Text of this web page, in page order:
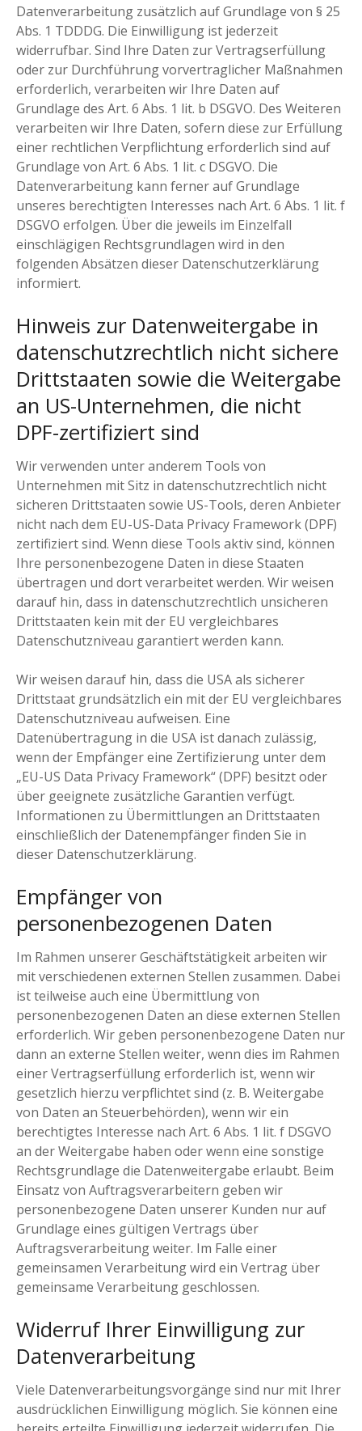
Datenverarbeitung zusätzlich auf Grundlage von § 25
Abs. 1 TDDDG. Die Einwilligung ist jederzeit
widerrufbar. Sind Ihre Daten zur Vertragserfüllung
oder zur Durchführung vorvertraglicher Maßnahmen
erforderlich, verarbeiten wir Ihre Daten auf
Grundlage des Art. 6 Abs. 1 lit. b DSGVO. Des Weiteren
verarbeiten wir Ihre Daten, sofern diese zur Erfüllung
einer rechtlichen Verpflichtung erforderlich sind auf
Grundlage von Art. 6 Abs. 1 lit. c DSGVO. Die
Datenverarbeitung kann ferner auf Grundlage
unseres berechtigten Interesses nach Art. 6 Abs. 1 lit. f
DSGVO erfolgen. Über die jeweils im Einzelfall
einschlägigen Rechtsgrundlagen wird in den
folgenden Absätzen dieser Datenschutzerklärung
informiert.
Hinweis zur Datenweitergabe in
datenschutzrechtlich nicht sichere
Drittstaaten sowie die Weitergabe
an US-Unternehmen, die nicht
DPF-zertifiziert sind
Wir verwenden unter anderem Tools von
Unternehmen mit Sitz in datenschutzrechtlich nicht
sicheren Drittstaaten sowie US-Tools, deren Anbieter
nicht nach dem EU-US-Data Privacy Framework (DPF)
zertifiziert sind. Wenn diese Tools aktiv sind, können
Ihre personenbezogene Daten in diese Staaten
übertragen und dort verarbeitet werden. Wir weisen
darauf hin, dass in datenschutzrechtlich unsicheren
Drittstaaten kein mit der EU vergleichbares
Datenschutzniveau garantiert werden kann.
Wir weisen darauf hin, dass die USA als sicherer
Drittstaat grundsätzlich ein mit der EU vergleichbares
Datenschutzniveau aufweisen. Eine
Datenübertragung in die USA ist danach zulässig,
wenn der Empfänger eine Zertifizierung unter dem
„EU-US Data Privacy Framework“ (DPF) besitzt oder
über geeignete zusätzliche Garantien verfügt.
Informationen zu Übermittlungen an Drittstaaten
einschließlich der Datenempfänger finden Sie in
dieser Datenschutzerklärung.
Empfänger von
personenbezogenen Daten
Im Rahmen unserer Geschäftstätigkeit arbeiten wir
mit verschiedenen externen Stellen zusammen. Dabei
ist teilweise auch eine Übermittlung von
personenbezogenen Daten an diese externen Stellen
erforderlich. Wir geben personenbezogene Daten nur
dann an externe Stellen weiter, wenn dies im Rahmen
einer Vertragserfüllung erforderlich ist, wenn wir
gesetzlich hierzu verpflichtet sind (z. B. Weitergabe
von Daten an Steuerbehörden), wenn wir ein
berechtigtes Interesse nach Art. 6 Abs. 1 lit. f DSGVO
an der Weitergabe haben oder wenn eine sonstige
Rechtsgrundlage die Datenweitergabe erlaubt. Beim
Einsatz von Auftragsverarbeitern geben wir
personenbezogene Daten unserer Kunden nur auf
Grundlage eines gültigen Vertrags über
Auftragsverarbeitung weiter. Im Falle einer
gemeinsamen Verarbeitung wird ein Vertrag über
gemeinsame Verarbeitung geschlossen.
Widerruf Ihrer Einwilligung zur
Datenverarbeitung
Viele Datenverarbeitungsvorgänge sind nur mit Ihrer
ausdrücklichen Einwilligung möglich. Sie können eine